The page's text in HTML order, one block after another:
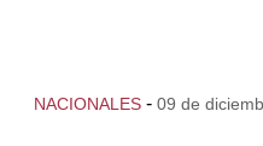
NACIONALES - 09 de